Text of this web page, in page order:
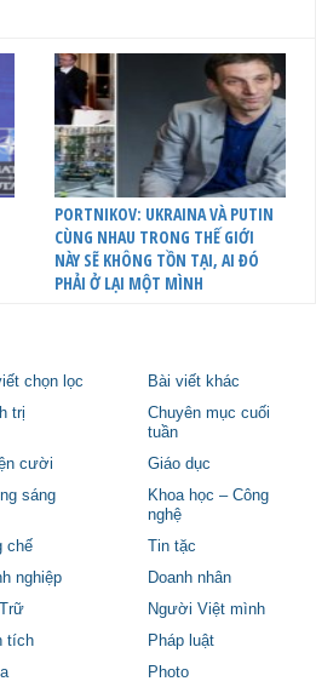
PORTNIKOV: UKRAINA VÀ PUTIN
CÙNG NHAU TRONG THẾ GIỚI
NÀY SẼ KHÔNG TỒN TẠI, AI ĐÓ
PHẢI Ở LẠI MỘT MÌNH
chọn lọc
Bài viết khác
trị
Chuyên mục cuối
tuần
cười
Giáo dục
sáng
Khoa học – Công
nghệ
chế
Tin tặc
nghiệp
Doanh nhân
Người Việt mình
tích
Pháp luật
Photo